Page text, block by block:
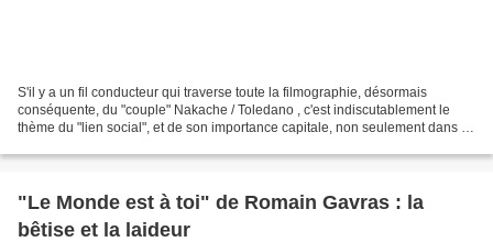
S'il y a un fil conducteur qui traverse toute la filmographie, désormais
conséquente, du "couple" Nakache / Toledano , c'est indiscutablement le
thème du "lien social", et de son importance capitale, non seulement dans la
"Le Monde est à toi" de Romain Gavras : la
bêtise et la laideur